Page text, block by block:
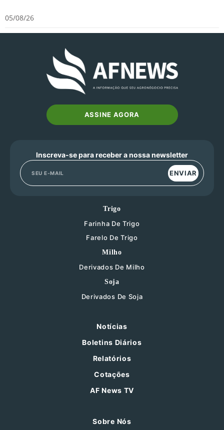
05/08/26
ASSINE AGORA
Inscreva-se para receber a nossa newsletter
ENVIAR
Trigo
Farinha De Trigo
Farelo De Trigo
Milho
Derivados De Milho
Soja
Derivados De Soja
Notícias
Boletins Diários
Relatórios
Cotações
AF News TV
Sobre Nós